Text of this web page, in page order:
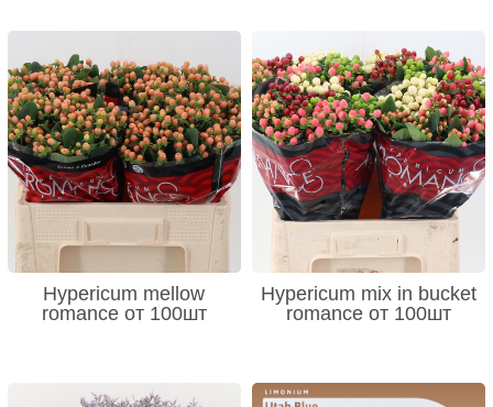
Hypericum mellow
romance от 100шт
Hypericum mix in bucket
romance от 100шт